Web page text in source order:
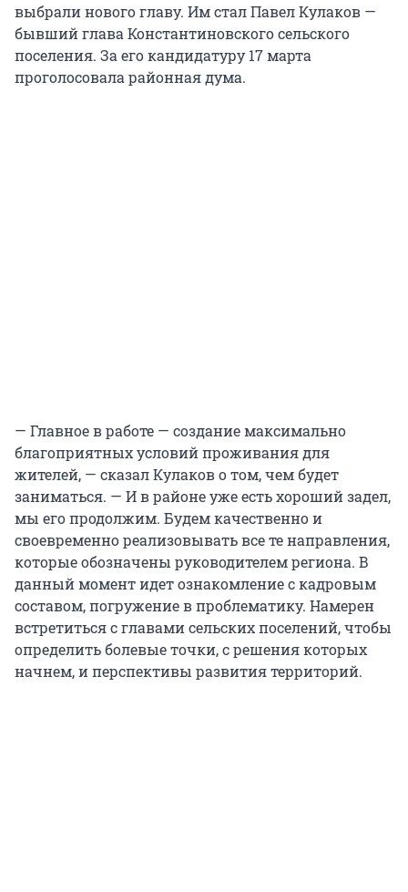
выбрали нового главу. Им стал Павел Кулаков —
бывший глава Константиновского сельского
поселения. За его кандидатуру 17 марта
проголосовала районная дума.
— Главное в работе — создание максимально
благоприятных условий проживания для
жителей, — сказал Кулаков о том, чем будет
заниматься. — И в районе уже есть хороший задел,
мы его продолжим. Будем качественно и
своевременно реализовывать все те направления,
которые обозначены руководителем региона. В
данный момент идет ознакомление с кадровым
составом, погружение в проблематику. Намерен
встретиться с главами сельских поселений, чтобы
определить болевые точки, с решения которых
начнем, и перспективы развития территорий.